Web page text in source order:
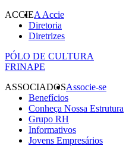
ACCIEA Accie
Diretoria
Diretrizes
PÓLO DE CULTURA
FRINAPE
ASSOCIADOSAssocie-se
Benefícios
Conheça Nossa Estrutura
Grupo RH
Informativos
Jovens Empresários